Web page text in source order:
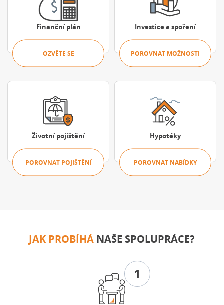
Finanční plán
OZVĚTE SE
Investice a spoření
POROVNAT MOŽNOSTI
Životní pojištění
POROVNAT POJIŠTĚNÍ
Porovnat pojištění
Hypotéky
POROVNAT NABÍDKY
Porovnat
JAK PROBÍHÁ NAŠE SPOLUPRÁCE?
1